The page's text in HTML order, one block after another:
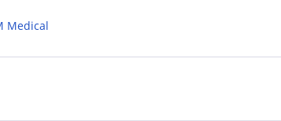
Medical